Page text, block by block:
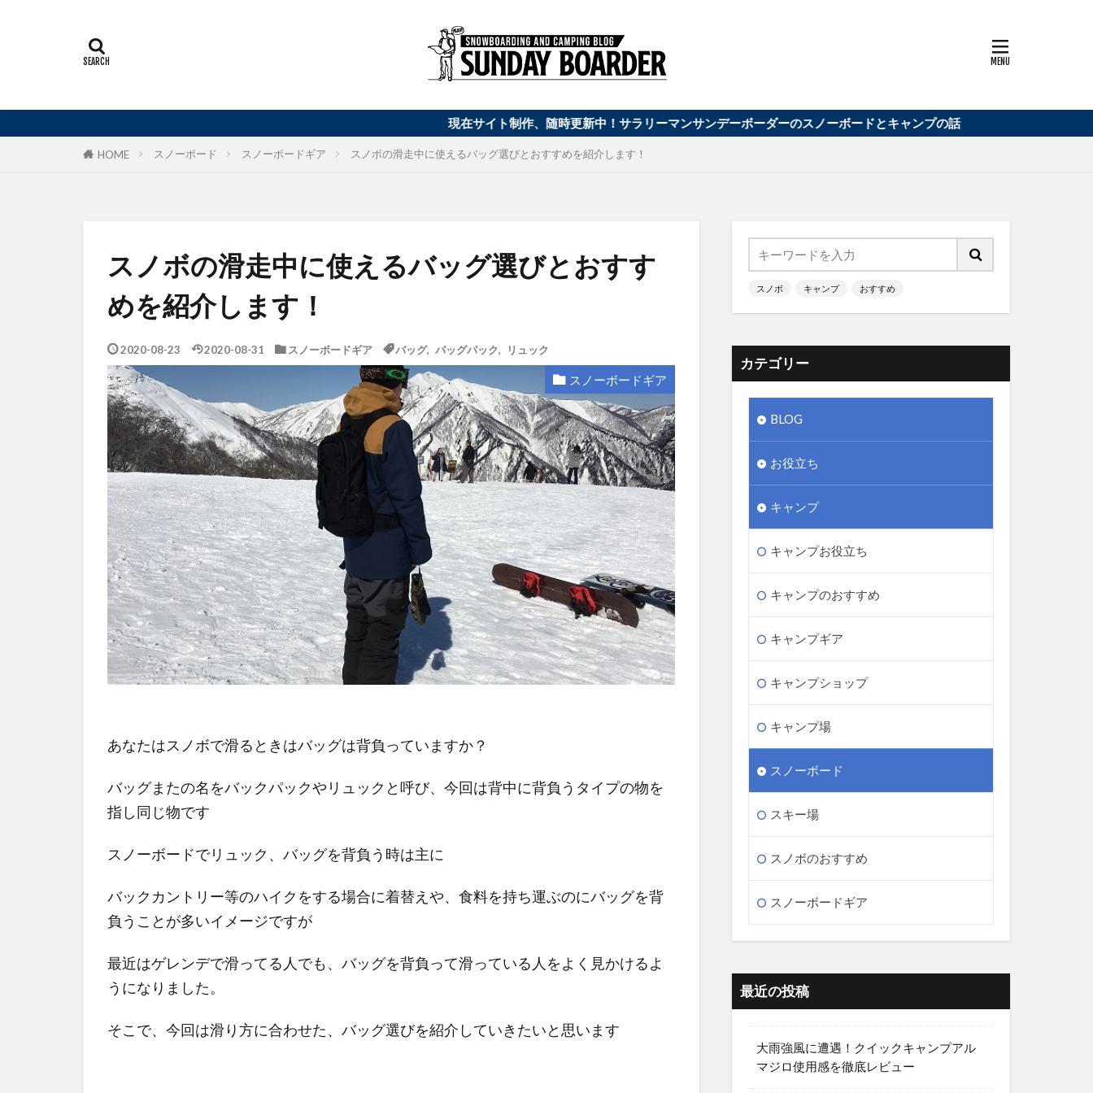
現在サイト制作、随時更新中！サラリーマンサンデーボーダーのスノーボードとキャンプの話
HOME スノーボード スノーボードギア スノボの滑走中に使えるバッグ選びとおすすめを紹介します！
スノボの滑走中に使えるバッグ選びとおすす
めを紹介します！
2020-08-23 2020-08-31 スノーボードギア バッグ, バッグパック リュック
スノーボードギア
あなたはスノボで滑るときはバッグは背負っていますか？
バッグまたの名をバックパックやリュックと呼び、今回は背中に背負うタイプの物を
指し同じ物です
スノーボードでリュック、バッグを背負う時は主に
バックカントリー等のハイクをする場合に着替えや、食料を持ち運ぶのにバッグを背
負うことが多いイメージですが
最近はゲレンデで滑ってる人でも、バッグを背負って滑っている人をよく見かけるよ
うになりました。
そこで、今回は滑り方に合わせた、バッグ選びを紹介していきたいと思います
スノボ キャンプ おすすめ
カテゴリー
BLOG
お役立ち
キャンプ
キャンプお役立ち
キャンプのおすすめ
キャンプギア
キャンプショップ
キャンプ場
スノーボード
スキー場
スノボのおすすめ
スノーボードギア
最近の投稿
大雨強風に遭遇！クイックキャンプアル
マジロ使用感を徹底レビュー